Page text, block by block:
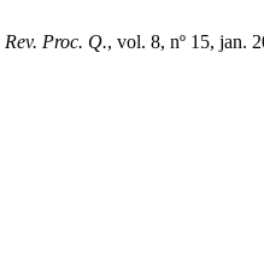
Rev. Proc. Q., vol. 8, nº 15, jan.